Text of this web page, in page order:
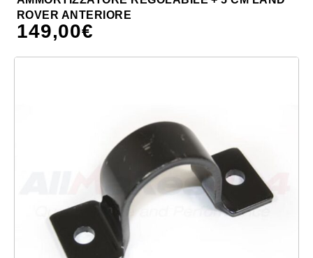
ROVER ANTERIORE
149,00€